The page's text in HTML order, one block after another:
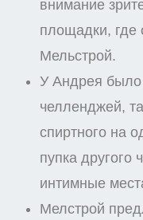
внимание
площадки, где
Мельстрой.
У Андрея было
челленджей,
спиртного на
пупка другого
интимные
Мелстрой